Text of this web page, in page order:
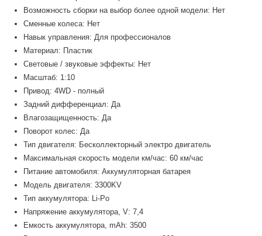
Возможность сборки на выбор более одной модели: Нет
Сменные колеса: Нет
Навык управления: Для профессионалов
Материал: Пластик
Световые / звуковые эффекты: Нет
Масштаб: 1:10
Привод: 4WD - полный
Задний дифференциал: Да
Влагозащищенность: Да
Поворот колес: Да
Тип двигателя: Бесколлекторный электро двигатель
Максимальная скорость модели км/час: 60 км/час
Питание автомобиля: Аккумуляторная батарея
Модель двигателя: 3300KV
Тип аккумулятора: Li-Po
Напряжение аккумулятора, V: 7,4
Емкость аккумулятора, mAh: 3500